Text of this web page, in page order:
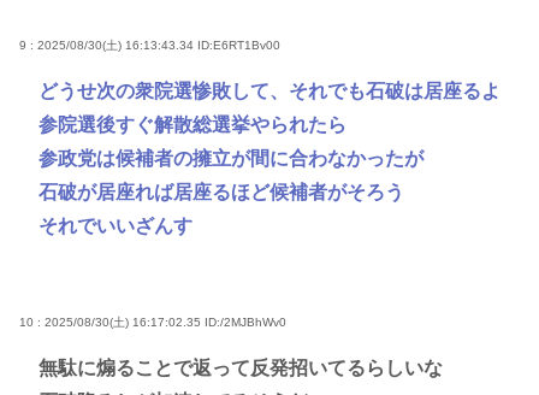
9 : 2025/08/30(土) 16:13:43.34 ID:E6RT1Bv00
どうせ次の衆院選惨敗して、それでも石破は居座るよ
参院選後すぐ解散総選挙やられたら
参政党は候補者の擁立が間に合わなかったが
石破が居座れば居座るほど候補者がそろう
それでいいざんす
10 : 2025/08/30(土) 16:17:02.35 ID:/2MJBhWv0
無駄に煽ることで返って反発招いてるらしいな